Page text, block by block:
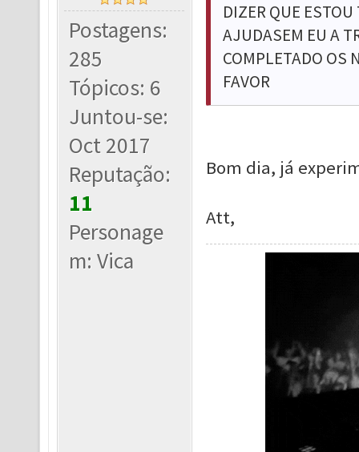
Postagens:
285
Tópicos: 6
Juntou-se:
Oct 2017
Reputação:
11
Personage
m: Vica
DIZER QUE
AJUDASEM EU A
COMPLETADO OS
FAVOR
Bom dia, já
Att,